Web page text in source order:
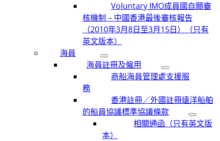
Voluntary IMO成員國自願審
核機制 – 中國香港最後審核報告
（2010年3月8日至3月15日）（只有
英文版本）
海員
海員註冊及僱用
商船海員管理處支援服
務
香港註冊／外國註冊遠洋船舶
的船員協議標準協議條款
相關通函（只有英文版
本）